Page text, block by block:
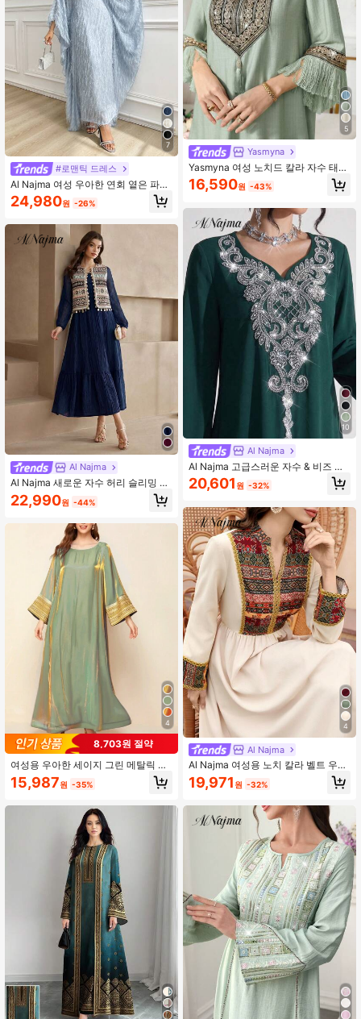
7
#로맨틱 드레스
Al Najma 여성 우아한 연회 옅은 파란
색 공예 깃털 소재 카프탄 및 할라비야
여름 옷, 검소한
24,980원 -26%
Al Najma
Al Najma 새로운 자수 허리 슬리밍 2
인 1 캐주얼 휴가 파티 드레스
22,990원 -44%
4
8,703원 절약
여성용 우아한 세이지 그린 메탈릭 롱
아바야 드레스, 골드 직조 테이프 트림
이 있는 럭셔리 모데스트 카프탄, 웨딩
15,987원 -35%
5
Yasmyna
Yasmyna 여성 노치드 칼라 자수 태슬
장식 우아한 긴팔 터키 & 아랍 전통 맥
시 드레스
16,590원 -43%
10
Al Najma
Al Najma 고급스러운 자수 & 비즈 루
즈 롱 슬리브 스플릿 맥시 드레스, 터
키 & 아랍 전통 스타일
20,601 원 -32%
4
Al Najma
Al Najma 여성용 노치 칼라 벨트 우아
한 긴 소매 터키 맥시 드레스, 아랍 아
바야
19,971 원 -32%